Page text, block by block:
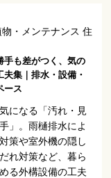
・メンテナンス 住
手も差がつく、気の
夫集｜排水・設備・
ース
になる「汚れ・見
」。雨樋排水によ
策や室外機の隠し
れ対策など、暮ら
る外構設備の工夫